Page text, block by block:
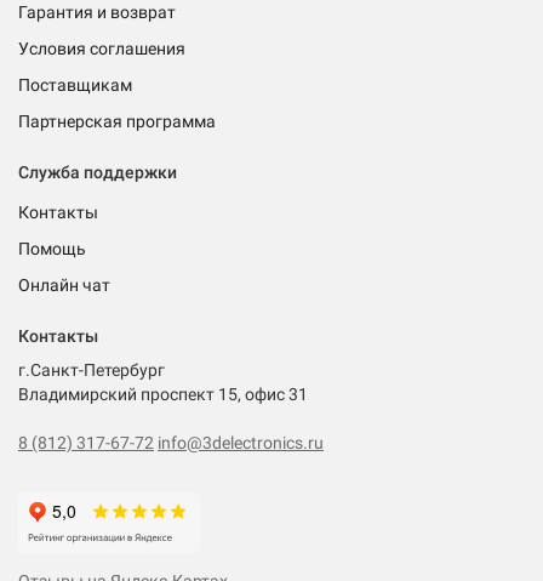
Гарантия и возврат
Условия соглашения
Поставщикам
Партнерская программа
Служба поддержки
Контакты
Помощь
Онлайн чат
Контакты
г.Санкт-Петербург
Владимирский проспект 15, офис 31
8 (812) 317-67-72 info@3delectronics.ru